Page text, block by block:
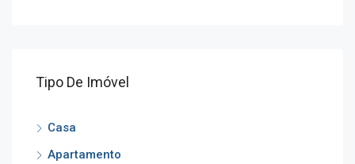
Tipo De Imóvel
Casa
Apartamento